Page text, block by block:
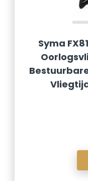
Syma